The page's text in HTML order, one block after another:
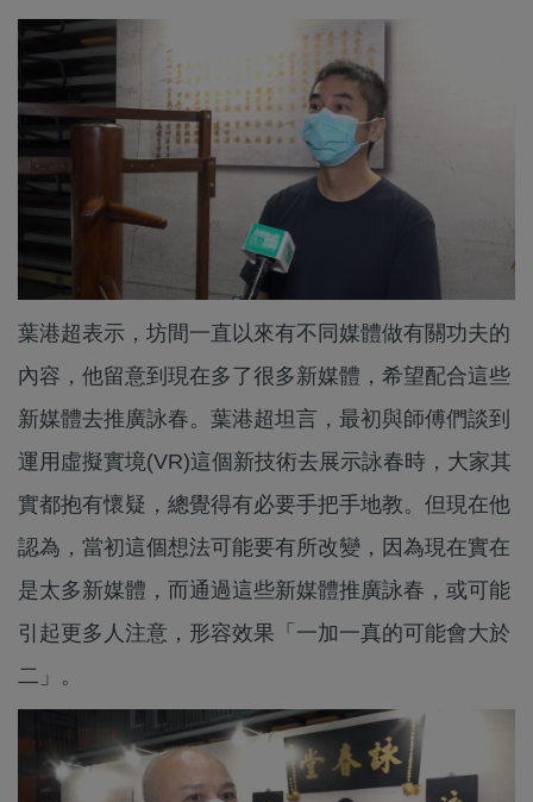
葉港超表示，坊間一直以來有不同媒體做有關功夫的
內容，他留意到現在多了很多新媒體，希望配合這些
新媒體去推廣詠春。葉港超坦言，最初與師傅們談到
運用虛擬實境(VR)這個新技術去展示詠春時，大家其
實都抱有懷疑，總覺得有必要手把手地教。但現在他
認為，當初這個想法可能要有所改變，因為現在實在
是太多新媒體，而通過這些新媒體推廣詠春，或可能
引起更多人注意，形容效果「一加一真的可能會大於
二」。